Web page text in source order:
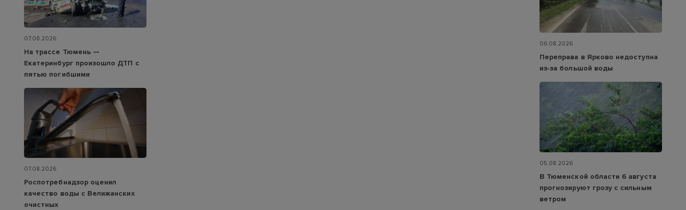
07.08.2026
На трассе Тюмень —
Екатеринбург произошло ДТП с
пятью погибшими
07.08.2026
Роспотребнадзор оценил
качество воды с Велижанских
очистных
06.08.2026
Переправа в Ярково недоступна
из‑за большой воды
05.08.2026
В Тюменской области 6 августа
прогнозируют грозу с сильным
ветром